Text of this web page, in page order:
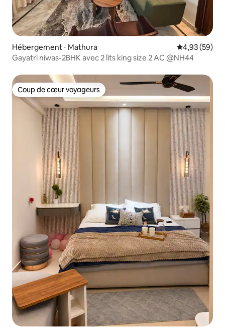
Hébergement ⋅ Mathura Évaluation
4,93 (59)
Gayatri niwas-2BHK avec 2 lits king size 2 AC @NH44
Coup de cœur voyageurs
Coup de cœur voyageurs